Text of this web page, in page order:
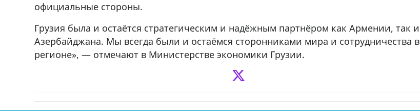
официальные стороны.
Грузия была и остаётся стратегическим и надёжным партнёром как Армении, так и
Азербайджана. Мы всегда были и остаёмся сторонниками мира и сотрудничества в
регионе», — отмечают в Министерстве экономики Грузии.